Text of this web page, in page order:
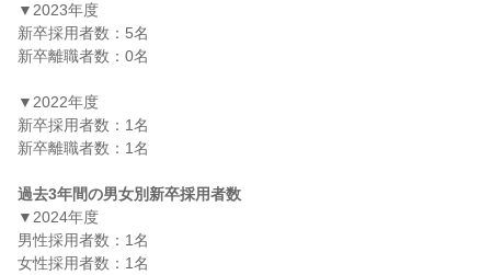
▼2023年度
新卒採用者数：5名
新卒離職者数：0名
▼2022年度
新卒採用者数：1名
新卒離職者数：1名
過去3年間の男女別新卒採用者数
▼2024年度
男性採用者数：1名
女性採用者数：1名